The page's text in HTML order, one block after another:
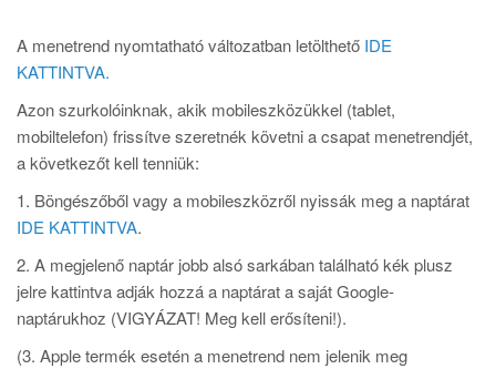
A menetrend nyomtatható változatban letölthető IDE
KATTINTVA.
Azon szurkolóinknak, akik mobileszközükkel (tablet,
mobiltelefon) frissítve szeretnék követni a csapat menetrendjét,
a következőt kell tenniük:
1. Böngészőből vagy a mobileszközről nyissák meg a naptárat
IDE KATTINTVA.
2. A megjelenő naptár jobb alsó sarkában található kék plusz
jelre kattintva adják hozzá a naptárat a saját Google-
naptárukhoz (VIGYÁZAT! Meg kell erősíteni!).
(3. Apple termék esetén a menetrend nem jelenik meg